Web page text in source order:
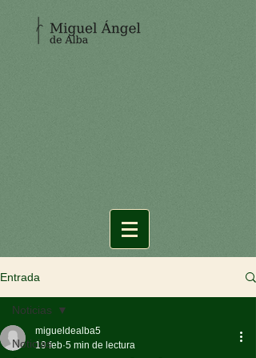
Entrada
Noticias
Noticias
migueldealba5
19 feb 5 min de lectura